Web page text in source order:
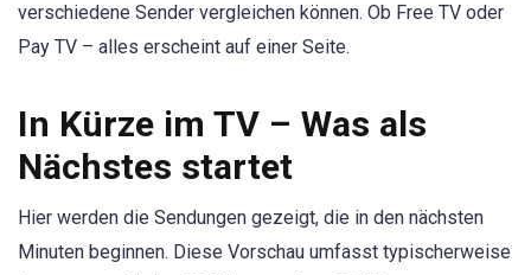
verschiedene Sender vergleichen können. Ob Free TV oder
Pay TV – alles erscheint auf einer Seite.
In Kürze im TV – Was als
Nächstes startet
Hier werden die Sendungen gezeigt, die in den nächsten
Minuten beginnen. Diese Vorschau umfasst typischerweise